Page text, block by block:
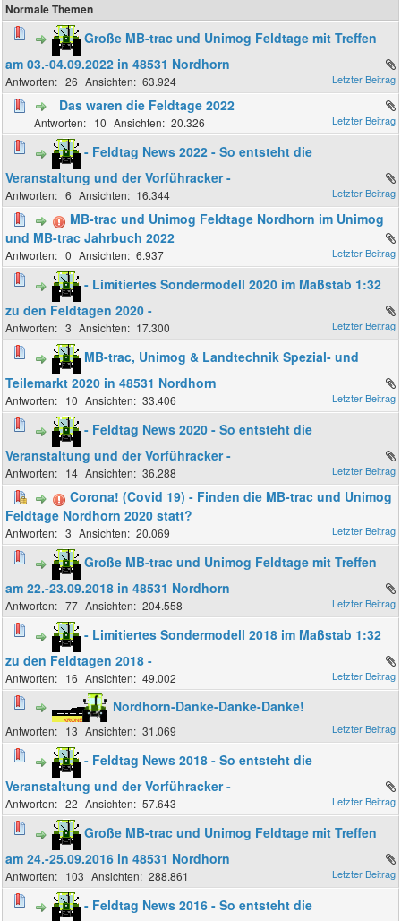
Normale Themen
Große MB-trac und Unimog Feldtage mit Treffen
am 03.-04.09.2022 in 48531 Nordhorn
26 63.924
Das waren die Feldtage 2022
10 20.326
- Feldtag News 2022 - So entsteht die
Veranstaltung und der Vorführacker -
6 16.344
MB-trac und Unimog Feldtage Nordhorn im Unimog
und MB-trac Jahrbuch 2022
0 6.937
- Limitiertes Sondermodell 2020 im Maßstab 1:32
zu den Feldtagen 2020 -
3 17.300
MB-trac, Unimog & Landtechnik Spezial- und
Teilemarkt 2020 in 48531 Nordhorn
10 33.406
- Feldtag News 2020 - So entsteht die
Veranstaltung und der Vorführacker -
14 36.288
Corona! (Covid 19) - Finden die MB-trac und Unimog
Feldtage Nordhorn 2020 statt?
3 20.069
Große MB-trac und Unimog Feldtage mit Treffen
am 22.-23.09.2018 in 48531 Nordhorn
77 204.558
- Limitiertes Sondermodell 2018 im Maßstab 1:32
zu den Feldtagen 2018 -
16 49.002
Nordhorn-Danke-Danke-Danke!
13 31.069
- Feldtag News 2018 - So entsteht die
Veranstaltung und der Vorführacker -
22 57.643
Große MB-trac und Unimog Feldtage mit Treffen
am 24.-25.09.2016 in 48531 Nordhorn
103 288.861
- Feldtag News 2016 - So entsteht die